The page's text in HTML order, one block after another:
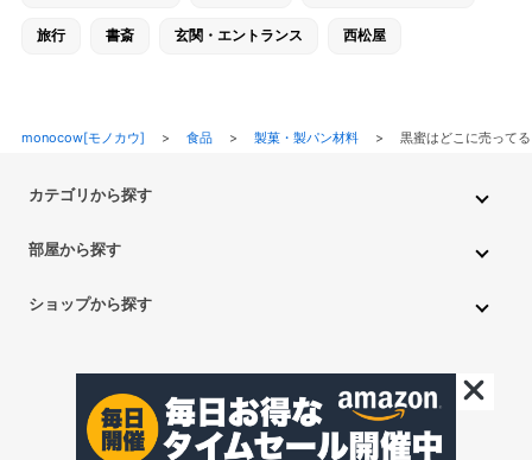
旅行 書斎 玄関・エントランス 西松屋
monocow[モノカウ] > 食品> 製菓・製パン材料> 黒蜜はどこに売って
カテゴリから探す
ペット用品 ベビー・キッズ
部屋から探す
トイレ・洗面所 バスルーム 押入れ・クローゼット
玄関・エントランス 庭・テラス/a> 一人暮らし
ショップから探す
アイリスオーヤマ しまむら 西松屋 CanDo
©monocow All Rights Reserved.